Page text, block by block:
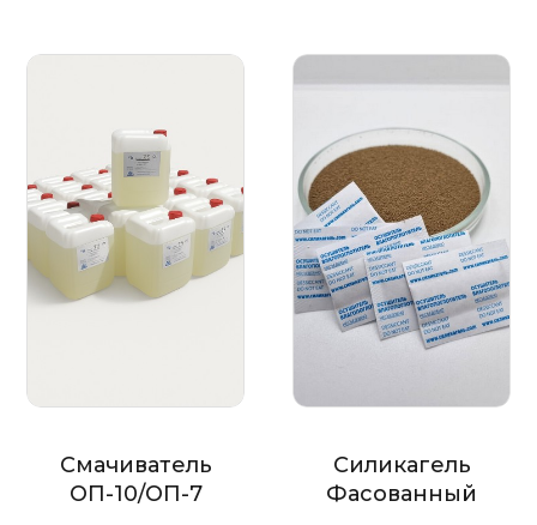
Смачиватель
ОП-10/ОП-7
Силикагель
Фасованный